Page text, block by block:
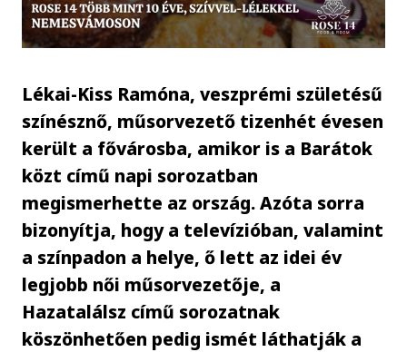
Lékai-Kiss Ramóna, veszprémi születésű
színésznő, műsorvezető tizenhét évesen
került a fővárosba, amikor is a Barátok
közt című napi sorozatban
megismerhette az ország. Azóta sorra
bizonyítja, hogy a televízióban, valamint
a színpadon a helye, ő lett az idei év
legjobb női műsorvezetője, a
Hazatalálsz című sorozatnak
köszönhetően pedig ismét láthatják a